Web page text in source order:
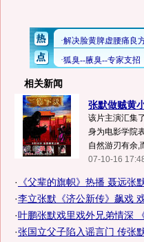
相关新闻
张默做贼黄
该片主演汇集
身为电影学院
自然游刃有余,
07-10-16
· 《父辈的旗帜》热播 聂远张
·李立张默《济公新传》飙戏
·叶鹏张默戏里戏外兄弟情深
·张国立父子陷入谣言门 传张